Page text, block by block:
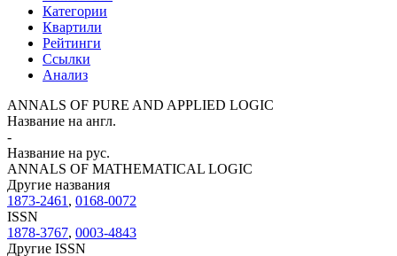
Категории
Квартили
Рейтинги
Ссылки
Анализ
ANNALS OF PURE AND APPLIED LOGIC
Название на англ.
-
Название на рус.
ANNALS OF MATHEMATICAL LOGIC
Другие названия
1873-2461 , 0168-0072
ISSN
1878-3767, 0003-4843
Другие ISSN